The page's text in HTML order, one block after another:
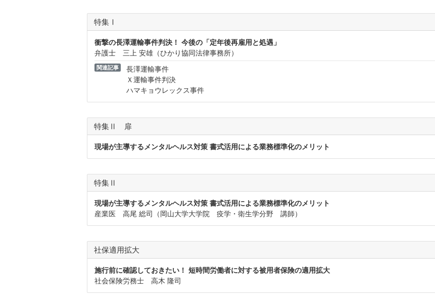
特集Ⅰ
衝撃の長澤運輸事件判決！ 今後の「定年後再雇用と処遇」
弁護士 三上 安雄（ひかり協同法律事務所）
関連記事
長澤運輸事件
Ｘ運輸事件判決
ハマキョウレックス事件
特集Ⅱ 扉
現場が主導するメンタルヘルス対策 書式活用による業務標準化のメリット
特集Ⅱ
現場が主導するメンタルヘルス対策 書式活用による業務標準化のメリット
産業医 高尾 総司（岡山大学大学院 疫学・衛生学分野 講師）
社保適用拡大
施行前に確認しておきたい！ 短時間労働者に対する被用者保険の適用拡大
社会保険労務士 高木 隆司